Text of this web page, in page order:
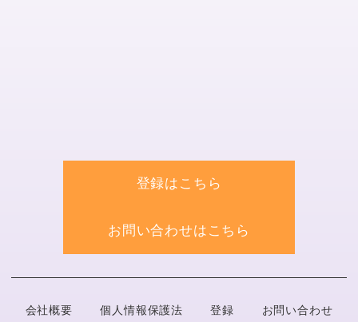
登録はこちら
お問い合わせはこちら
会社概要 個人情報保護法 登録 お問い合わせ